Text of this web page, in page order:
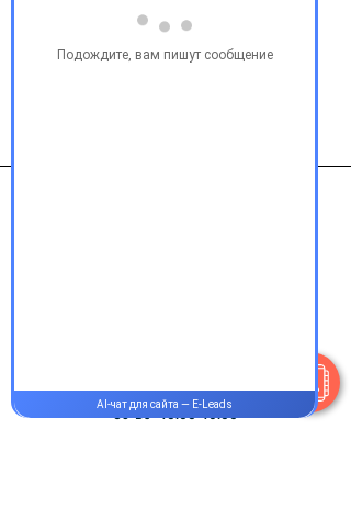
Пн-Пт:9.00-18.00
Сб-Вс:10.00-16.00